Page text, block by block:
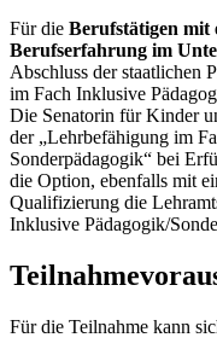
Für die Berufstätigen mit
Berufserfahrung im
Abschluss der staatlichen
im Fach Inklusive
Die Senatorin für Kinder
der „Lehrbefähigung im
Sonderpädagogik“ bei
die Option, ebenfalls mit
Qualifizierung die
Inklusive Pädagogik/
Für die Teilnahme kann